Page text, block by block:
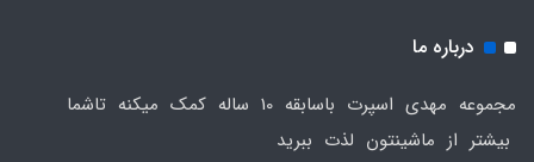
درباره ما
مجموعه مهدی اسپرت باسابقه 10 ساله کمک میکنه تاشما
بیشتر از ماشینتون لذت ببرید